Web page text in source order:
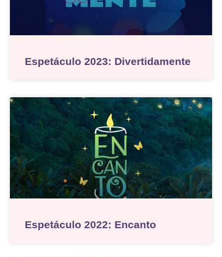
Espetáculo 2023: Divertidamente
Espetáculo 2022: Encanto